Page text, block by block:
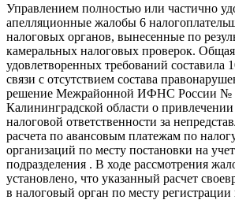
Управлением полностью или частично
апелляционные жалобы 6
налоговых органов, вынесенные по
камеральных налоговых проверок.
удовлетворенных требований составила
связи с отсутствием состава
решение Межрайонной ИФНС России №
Калининградской области о
налоговой ответственности за
расчета по авансовым платежам по
организаций по месту постановки на
подразделения . В ходе рассмотрения
установлено, что указанный расчет
в налоговый орган по месту